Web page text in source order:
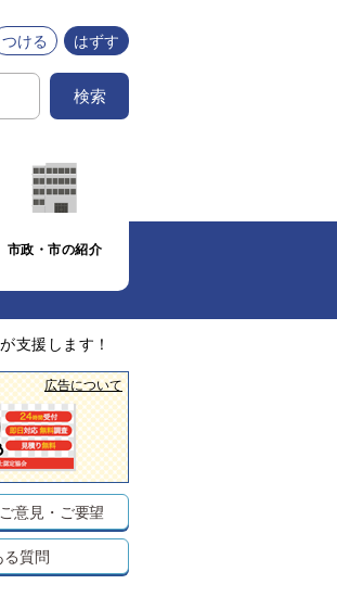
つける はずす
検索
市政・市の紹介
支援します！
広告について
ご意見・ご要望
る質問